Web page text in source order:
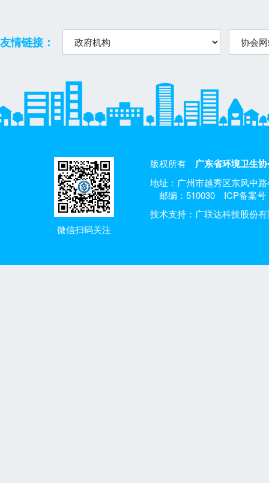
友情链接：
微信扫码关注
版权所有 广东省环境卫生
地址：广州市越秀区东风中
邮编：510030
ICP备案号
技术支持：广联达科技股份